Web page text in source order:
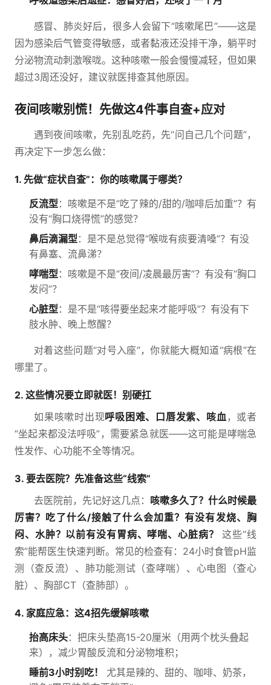
感冒、肺炎好后，很多人会留下“咳嗽尾巴”——这是
因为感染后气管变得敏感，或者黏液还没排干净，躺平时
分泌物流动刺激喉咙。这种咳嗽一般会慢慢减轻，但如果
超过3周还没好，建议就医排查其他原因。
夜间咳嗽别慌！先做这4件事自查+应对
遇到夜间咳嗽，先别乱吃药，先“问自己几个问题”，
再决定下一步怎么做：
1. 先做“症状自查”：你的咳嗽属于哪类？
反流型：咳嗽是不是“吃了辣的/甜的/咖啡后加重”？有
没有“胸口烧得慌”的感觉？
鼻后滴漏型：是不是总觉得“喉咙有痰要清嗓”？有没
有鼻塞、流鼻涕？
哮喘型：咳嗽是不是“夜间/凌晨最厉害”？有没有“胸口
发闷”？
心脏型：是不是“咳得要坐起来才能呼吸”？有没有下
肢水肿、晚上憋醒？
对着这些问题“对号入座”，你就能大概知道“病根”在
哪里了。
2. 这些情况要立即就医！别硬扛
如果咳嗽时出现呼吸困难、口唇发紫、咳血 ，或者
“坐起来都没法呼吸”，需要紧急就医——这可能是哮喘急
性发作、心功能不全等情况。
3. 要去医院？先准备这些“线索”
去医院前，先记好这几点： 咳嗽多久了？什么时候最
厉害？吃了什么/接触了什么会加重？有没有发烧、胸
闷、水肿？以前有没有胃病、哮喘、心脏病？
这些“线
索”能帮医生快速判断。常见的检查有：24小时食管pH监
测（查反流）、肺功能测试（查哮喘）、心电图（查心
脏）、胸部CT（查肺部）。
4. 家庭应急：这4招先缓解咳嗽
抬高床头：把床头垫高15-20厘米（用两个枕头叠起
来），减少胃酸反流和分泌物堆积；
睡前3小时别吃！
尤其是辣的、甜的、咖啡、奶茶，